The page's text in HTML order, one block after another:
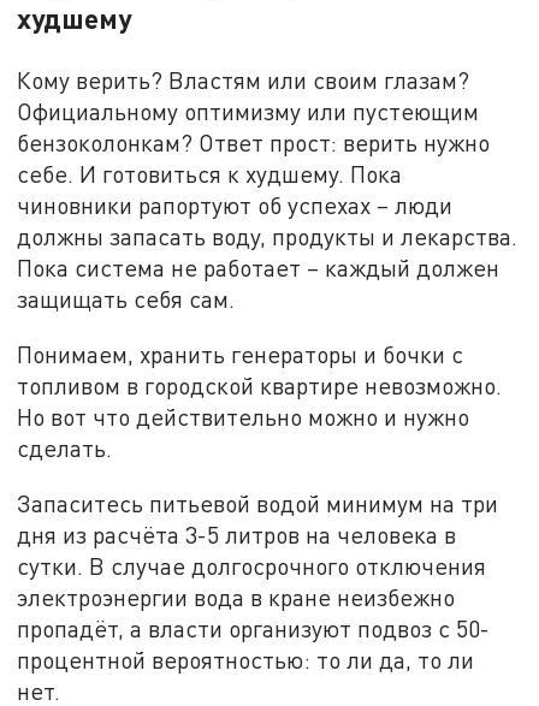
худшему
Кому верить? Властям или своим глазам?
Официальному оптимизму или пустеющим
бензоколонкам? Ответ прост: верить нужно
себе. И готовиться к худшему. Пока
чиновники рапортуют об успехах – люди
должны запасать воду, продукты и лекарства.
Пока система не работает – каждый должен
защищать себя сам.
Понимаем, хранить генераторы и бочки с
топливом в городской квартире невозможно.
Но вот что действительно можно и нужно
сделать.
Запаситесь питьевой водой минимум на три
дня из расчёта 3-5 литров на человека в
сутки. В случае долгосрочного отключения
электроэнергии вода в кране неизбежно
пропадёт, а власти организуют подвоз с 50-
процентной вероятностью: то ли да, то ли
нет.